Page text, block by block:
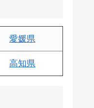
愛媛県
高知県